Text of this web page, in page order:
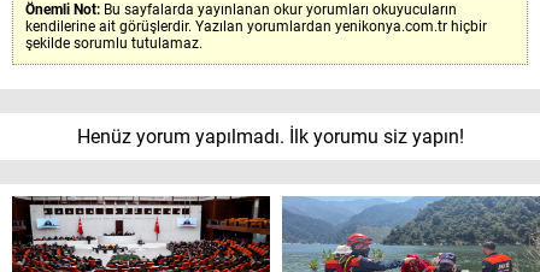
Önemli Not: Bu sayfalarda yayınlanan okur yorumları okuyucuların
kendilerine ait görüşlerdir. Yazılan yorumlardan yenikonya.com.tr hiçbir
şekilde sorumlu tutulamaz.
Henüz yorum yapılmadı. İlk yorumu siz yapın!